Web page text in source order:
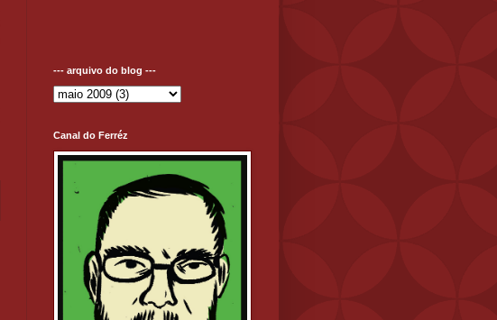
--- arquivo do blog ---
Canal do Ferréz